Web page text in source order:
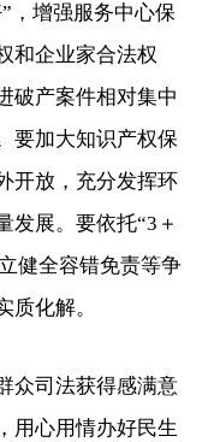
增强服务中心保
和企业家合法权
破产案件相对集中
要加大知识产权保
开放，充分发挥环
发展。要依托“3＋
健全容错免责等争
质化解。
司法获得感满意
用心用情办好民生